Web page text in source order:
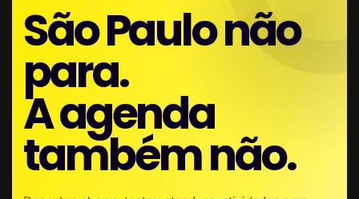
São Paulo não
para.
A agenda
também não.